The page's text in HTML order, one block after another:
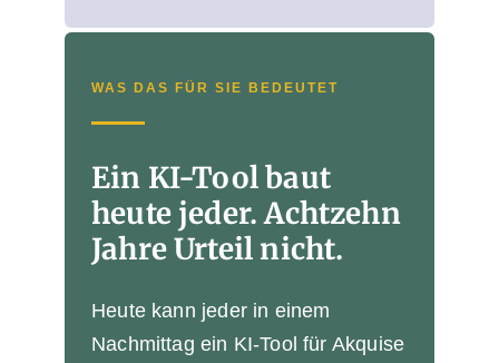
WAS DAS FÜR SIE BEDEUTET
Ein KI-Tool baut
heute jeder. Achtzehn
Jahre Urteil nicht.
Heute kann jeder in einem
Nachmittag ein KI-Tool für Akquise